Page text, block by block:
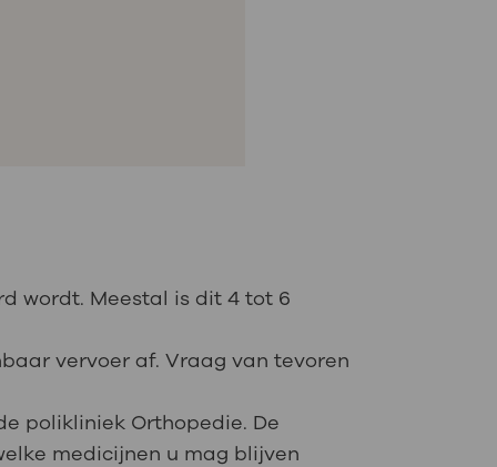
wordt. Meestal is dit 4 tot 6
vervoer af. Vraag van tevoren
polikliniek Orthopedie. De
medicijnen u mag blijven